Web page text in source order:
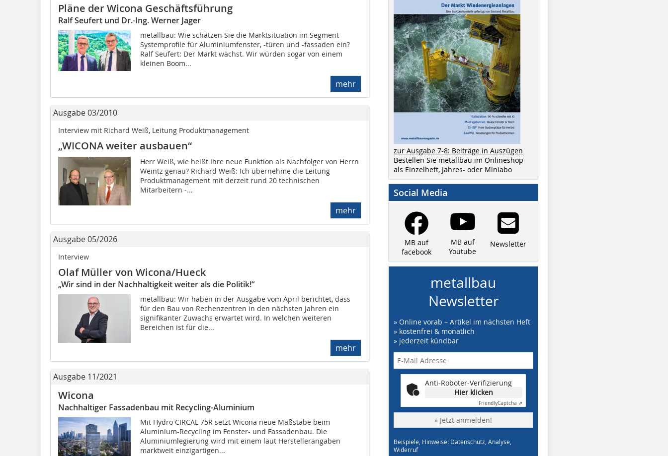
Pläne der Wicona Geschäftsführung
Ralf Seufert und Dr.-Ing. Werner Jager
metallbau: Wie schätzen Sie die Marktsituation im Segment
Systemprofile für Aluminiumfenster, -türen und -fassaden ein?
Ralf Seufert: Der Markt wächst. Wir würden sogar von einem
kleinen Boom...
mehr
Ausgabe 03/2010
Interview mit Richard Weiß, Leitung Produktmanagement
„WICONA weiter ausbauen“
Herr Weiß, wie heißt Ihre neue Funktion als Nachfolger von Herrn
Weintz genau? Richard Weiß: Ich übernehme die Leitung
Produktmanagement mit derzeit rund 20 technischen
Mitarbeitern -...
mehr
Ausgabe 05/2026
Interview
Olaf Müller von Wicona/Hueck
„Wir sind in der Nachhaltigkeit weiter als die Politik!“
metallbau: Wir haben in der Ausgabe vom April berichtet, dass
für den Bau von Rechenzentren in den nächsten Jahren ein
signifikanter Zuwachs erwartet wird. In welchen weiteren
Bereichen ist für die...
mehr
Ausgabe 11/2021
Wicona
Nachhaltiger Fassadenbau mit Recycling-Aluminium
Mit Hydro CIRCAL 75R setzt Wicona neue Maßstäbe beim
Aluminium-Recycling im Fenster- und Fassadenbau. Die
Aluminiumlegierung wird mit einem laut Herstellerangaben
marktweit einzigartigen...
zur Ausgabe 7-8: Beiträge in Auszügen
Bestellen Sie metallbau im Onlineshop
als Einzelheft, Jahres- oder Miniabo
Social Media
MB auf
facebook
MB auf
Youtube
Newsletter
metallbau
Newsletter
» Online vorab – Artikel im nächsten Heft
» kostenfrei & monatlich
» jederzeit kündbar
Anti-Roboter-Verifizierung
Hier klicken
FriendlyCaptcha ⇗
» Jetzt anmelden!
Beispiele, Hinweise: Datenschutz, Analyse,
Widerruf